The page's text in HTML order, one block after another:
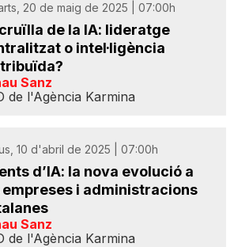
20 de maig de 2025 | 07:00h
de la IA: lideratge
o intel·ligència
Sanz
de l'Agència Karmina
10 d'abril de 2025 | 07:00h
d’IA: la nova evolució a
empreses i administracions
Sanz
de l'Agència Karmina